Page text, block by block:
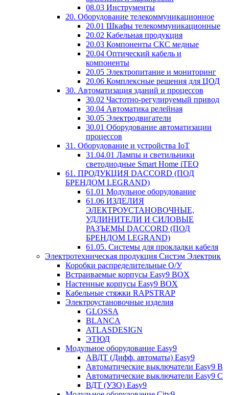
08.03 Инструменты
20. Оборудование телекоммуникационное
20.01 Шкафы телекоммуникационные
20.02 Кабельная продукция
20.03 Компоненты СКС медные
20.04 Оптический кабель и
компоненты
20.05 Электропитание и мониторинг
20.06 Комплексные решения для ЦОД
30. Автоматизация зданий и процессов
30.02 Частотно-регулируемый привод
30.04 Автоматика релейная
30.05 Электродвигатели
30.01 Оборудование автоматизации
процессов
31. Оборудование и устройства IoT
31.04.01 Лампы и светильники
светодиодные Smart Home iTEQ
61. ПРОДУКЦИЯ DACCORD (ПОД
БРЕНДОМ LEGRAND)
61.01 Модульное оборудование
61.06 ИЗДЕЛИЯ
ЭЛЕКТРОУСТАНОВОЧНЫЕ,
УДЛИНИТЕЛИ И СИЛОВЫЕ
РАЗЪЕМЫ DACCORD (ПОД
БРЕНДОМ LEGRAND)
61.05. Системы для прокладки кабеля
Электротехническая продукция Систэм Электрик
Коробки распределительные О/У
Встраиваемые корпусы Easy9 BOX
Настенные корпусы Easy9 BOX
Кабельные стяжки RAPSTRAP
Электроустановочные изделия
GLOSSA
BLANCA
ATLASDESIGN
ЭТЮД
Модульное оборудование Easy9
АВДТ (Дифф. автоматы) Easy9
Автоматические выключатели Easy9 В
Автоматические выключатели Easy9 С
ВДТ (УЗО) Easy9